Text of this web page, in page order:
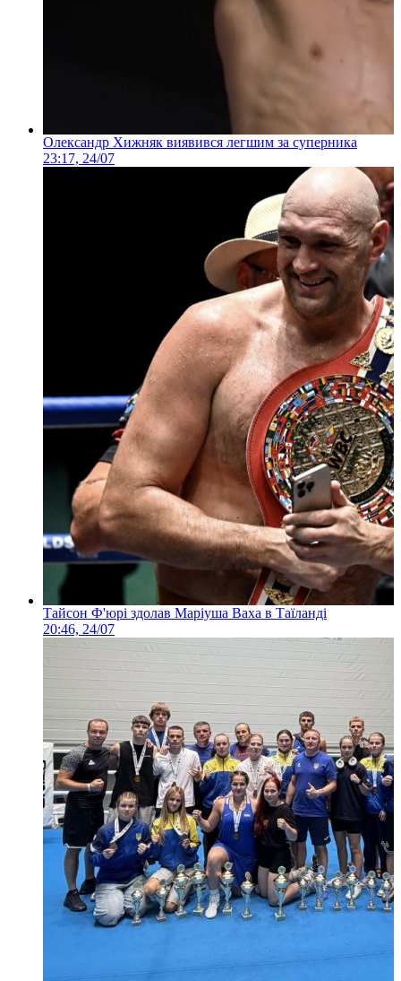
Олександр Хижняк виявився легшим за суперника
23:17, 24/07
Тайсон Ф'юрі здолав Маріуша Ваха в Таїланді
20:46, 24/07